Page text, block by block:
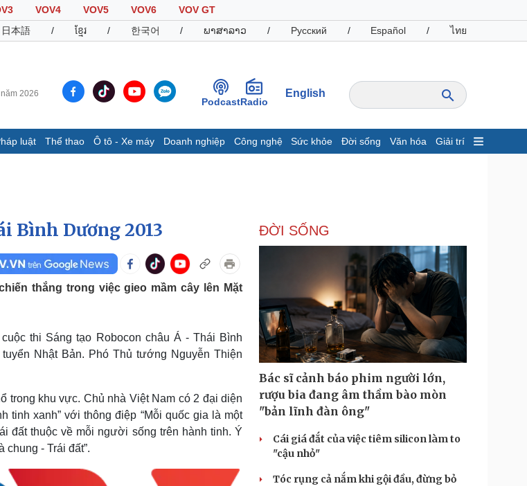
VOV4 VOV5 VOV6
VOV GT
日本語 / ខ្មែរ / 한국어 / ພາສາລາວ / Русский / Español / ไทย
2026
PodcastRadio
English
luật Thể thao Ô tô - Xe máy Doanh nghiệp Công nghệ Sức khỏe Đời sống Văn hóa Giải trí
Infographic
Giá cà phê
Ô tô - Xe máy
Tư vấn
Doanh nghiệp
Thông tin doanh nghiệp
Doanh nghiệp 24h
Doanh nhân
Vì cộng đồng
Công nghệ
Sành điệu
Tin Công nghệ
Trải nghiệm
Chuyển đổi số
ảnh
Nghệ sĩ
Thời trang
Sao Việt
Tư vấn
Săn Tour
check-in
Podcast
Đọc truyện đêm khuya
Cửa sổ tình yêu
Kể chuyện cho bé
Bình Dương 2013
thắng trong việc gieo mầm cây lên Mặt
thi Sáng tạo Robocon châu Á - Thái Bình
Nhật Bản. Phó Thủ tướng Nguyễn Thiện
trong khu vực. Chủ nhà Việt Nam có 2 đại diện
tinh xanh” với thông điệp “Mỗi quốc gia là một
đất thuộc về mỗi người sống trên hành tinh. Ý
- Trái đất”.
ĐỜI SỐNG
Bác sĩ cảnh báo phim người lớn,
rượu bia đang âm thầm bào mòn
"bản lĩnh đàn ông"
Cái giá đắt của việc tiêm silicon làm to
"cậu nhỏ"
Tóc rụng cả nắm khi gội đầu, đừng bỏ